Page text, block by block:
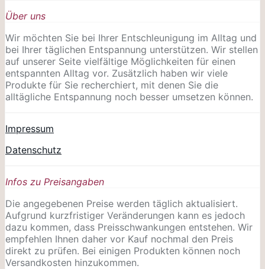
Über uns
Wir möchten Sie bei Ihrer Entschleunigung im Alltag und
bei Ihrer täglichen Entspannung unterstützen. Wir stellen
auf unserer Seite vielfältige Möglichkeiten für einen
entspannten Alltag vor. Zusätzlich haben wir viele
Produkte für Sie recherchiert, mit denen Sie die
alltägliche Entspannung noch besser umsetzen können.
Impressum
Datenschutz
Infos zu Preisangaben
Die angegebenen Preise werden täglich aktualisiert.
Aufgrund kurzfristiger Veränderungen kann es jedoch
dazu kommen, dass Preisschwankungen entstehen. Wir
empfehlen Ihnen daher vor Kauf nochmal den Preis
direkt zu prüfen. Bei einigen Produkten können noch
Versandkosten hinzukommen.